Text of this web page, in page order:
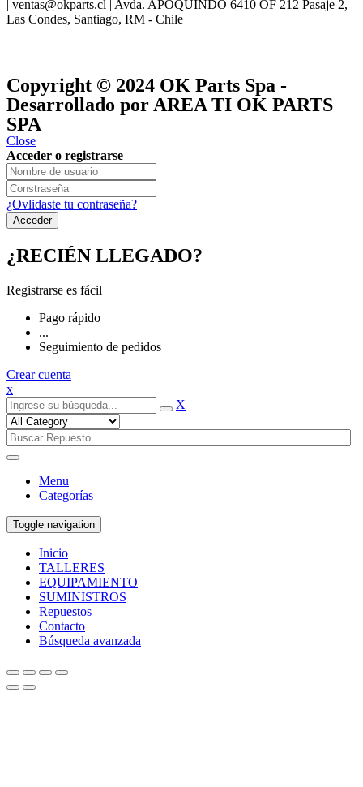
| ventas@okparts.cl | Avda. APOQUINDO 6410 OF 212 Pasaje 2,
Las Condes, Santiago, RM - Chile
Copyright © 2024 OK Parts Spa -
Desarrollado por AREA TI OK PARTS
SPA
Close
Acceder o registrarse
¿Ovlidaste tu contraseña?
¿RECIÉN LLEGADO?
Registrarse es fácil
Pago rápido
...
Seguimiento de pedidos
Crear cuenta
x
X
Menu
Categorías
Toggle navigation
Inicio
TALLERES
EQUIPAMIENTO
SUMINISTROS
Repuestos
Contacto
Búsqueda avanzada